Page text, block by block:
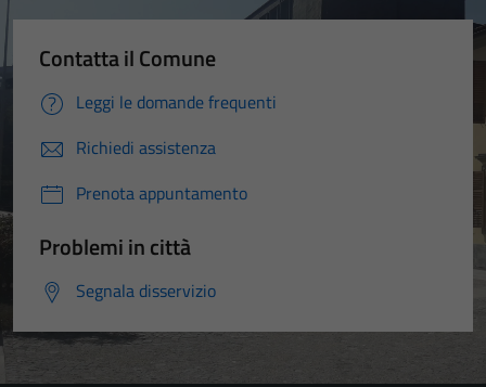
Contatta il Comune
Leggi le domande frequenti
Richiedi assistenza
Prenota appuntamento
Problemi in città
Segnala disservizio